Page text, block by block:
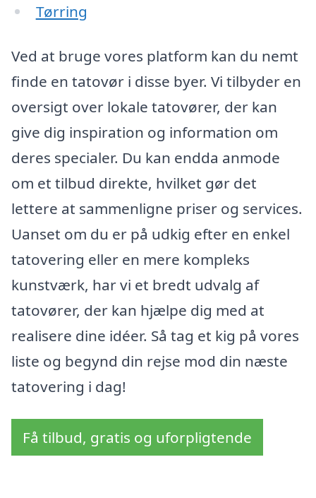
Tørring
Ved at bruge vores platform kan du nemt
finde en tatovør i disse byer. Vi tilbyder en
oversigt over lokale tatovører, der kan
give dig inspiration og information om
deres specialer. Du kan endda anmode
om et tilbud direkte, hvilket gør det
lettere at sammenligne priser og services.
Uanset om du er på udkig efter en enkel
tatovering eller en mere kompleks
kunstværk, har vi et bredt udvalg af
tatovører, der kan hjælpe dig med at
realisere dine idéer. Så tag et kig på vores
liste og begynd din rejse mod din næste
tatovering i dag!
Få tilbud, gratis og uforpligtende